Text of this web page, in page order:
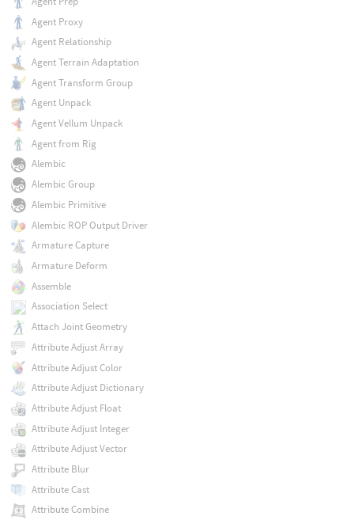
Agent Proxy
Agent Relationship
Agent Terrain Adaptation
Agent Transform Group
Agent Unpack
Agent Vellum Unpack
Agent from Rig
Alembic
Alembic Group
Alembic Primitive
Alembic ROP Output Driver
Armature Capture
Armature Deform
Assemble
Association Select
Attach Joint Geometry
Attribute Adjust Array
Attribute Adjust Color
Attribute Adjust Dictionary
Attribute Adjust Float
Attribute Adjust Integer
Attribute Adjust Vector
Attribute Blur
Attribute Cast
Attribute Combine